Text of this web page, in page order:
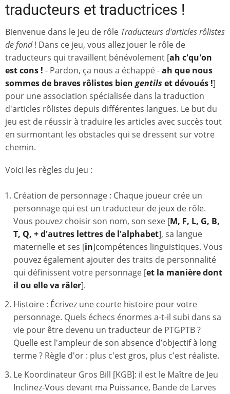
traducteurs et traductrices !
Bienvenue dans le jeu de rôle Traducteurs d'articles rôlistes
de fond! Dans ce jeu, vous allez jouer le rôle de
traducteurs qui travaillent bénévolement [ah c'qu'on
est cons ! - Pardon, ça nous a échappé -ah que nous
sommes de braves rôlistes bien gentils et dévoués !]
pour une association spécialisée dans la traduction
d'articles rôlistes depuis différentes langues. Le but du
jeu est de réussir à traduire les articles avec succès tout
en surmontant les obstacles qui se dressent sur votre
chemin.
Voici les règles du jeu :
Création de personnage : Chaque joueur crée un
personnage qui est un traducteur de jeux de rôle.
Vous pouvez choisir son nom, son sexe [M, F, L, G, B,
T, Q, + d'autres lettres de l'alphabet], sa langue
maternelle et ses [in]compétences linguistiques. Vous
pouvez également ajouter des traits de personnalité
qui définissent votre personnage [et la manière dont
il ou elle va râler].
Histoire : Écrivez une courte histoire pour votre
personnage. Quels échecs énormes a-t-il subi dans sa
vie pour être devenu un traducteur de PTGPTB ?
Quelle est l'ampleur de son absence d’objectif à long
terme ? Règle d'or : plus c'est gros, plus c'est réaliste.
Le Koordinateur Gros Bill [KGB]: il est le Maître de Jeu
Inclinez-Vous devant ma Puissance, Bande de Larves